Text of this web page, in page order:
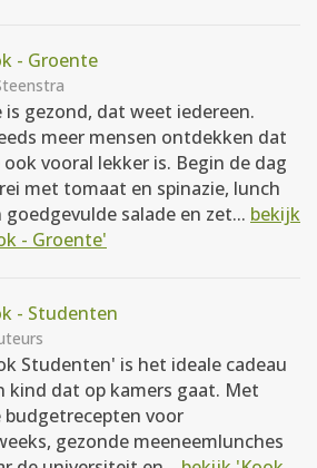
- Groente
is gezond, dat weet iedereen.
meer mensen ontdekken dat
vooral lekker is. Begin de dag
met tomaat en spinazie, lunch
goedgevulde salade en zet... bekijk
- Groente'
- Studenten
Studenten' is het ideale cadeau
kind dat op kamers gaat. Met
budgetrecepten voor
gezonde meeneemlunches